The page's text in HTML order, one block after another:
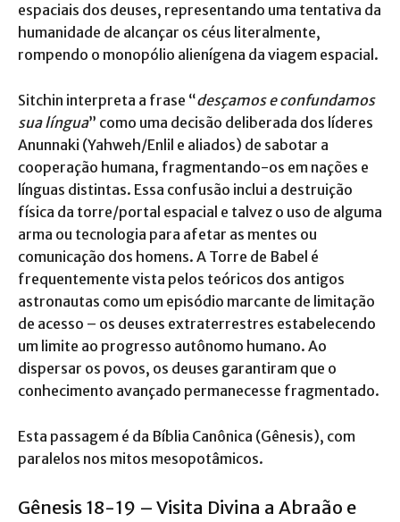
espaciais dos deuses, representando uma tentativa da
humanidade de alcançar os céus literalmente,
rompendo o monopólio alienígena da viagem espacial.
Sitchin interpreta a frase “desçamos e confundamos
sua língua” como uma decisão deliberada dos líderes
Anunnaki (Yahweh/Enlil e aliados) de sabotar a
cooperação humana, fragmentando-os em nações e
línguas distintas. Essa confusão inclui a destruição
física da torre/portal espacial e talvez o uso de alguma
arma ou tecnologia para afetar as mentes ou
comunicação dos homens. A Torre de Babel é
frequentemente vista pelos teóricos dos antigos
astronautas como um episódio marcante de limitação
de acesso – os deuses extraterrestres estabelecendo
um limite ao progresso autônomo humano. Ao
dispersar os povos, os deuses garantiram que o
conhecimento avançado permanecesse fragmentado.
Esta passagem é da Bíblia Canônica (Gênesis), com
paralelos nos mitos mesopotâmicos.
Gênesis 18-19 – Visita Divina a Abraão e